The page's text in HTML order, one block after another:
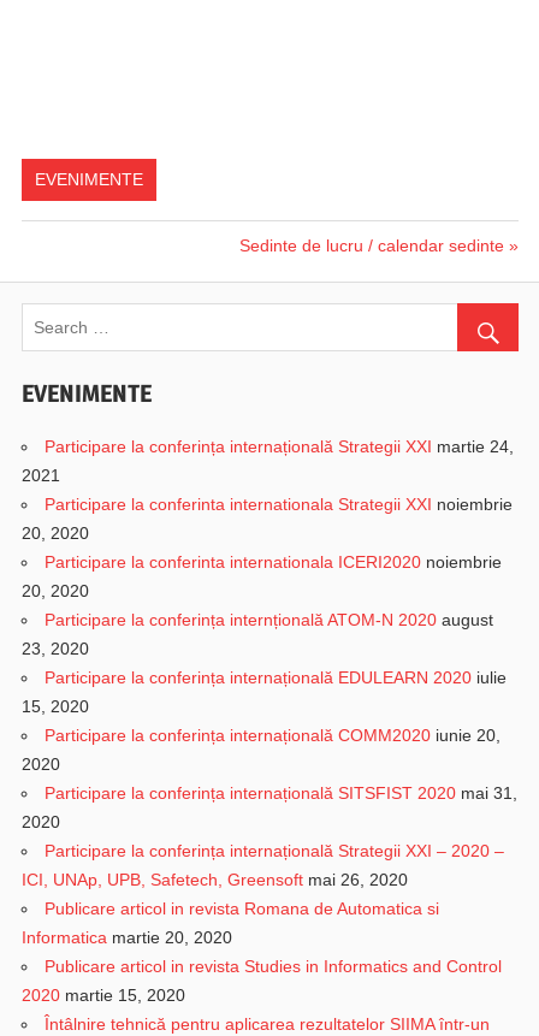
EVENIMENTE
în
articole
Next
Sedinte de lucru / calendar sedinte
EVENIMENTE
Participare la conferința internațională Strategii XXI martie 24,
2021
Participare la conferinta internationala Strategii XXI noiembrie
20, 2020
Participare la conferinta internationala ICERI2020 noiembrie
20, 2020
Participare la conferința internțională ATOM-N 2020 august
23, 2020
Participare la conferința internațională EDULEARN 2020 iulie
15, 2020
Participare la conferința internațională COMM2020 iunie 20,
2020
Participare la conferința internațională SITSFIST 2020 mai 31,
2020
Participare la conferința internațională Strategii XXI – 2020 –
ICI, UNAp, UPB, Safetech, Greensoft mai 26, 2020
Publicare articol in revista Romana de Automatica si
Informatica martie 20, 2020
Publicare articol in revista Studies in Informatics and Control
2020 martie 15, 2020
Întâlnire tehnică pentru aplicarea rezultatelor SIIMA într-un